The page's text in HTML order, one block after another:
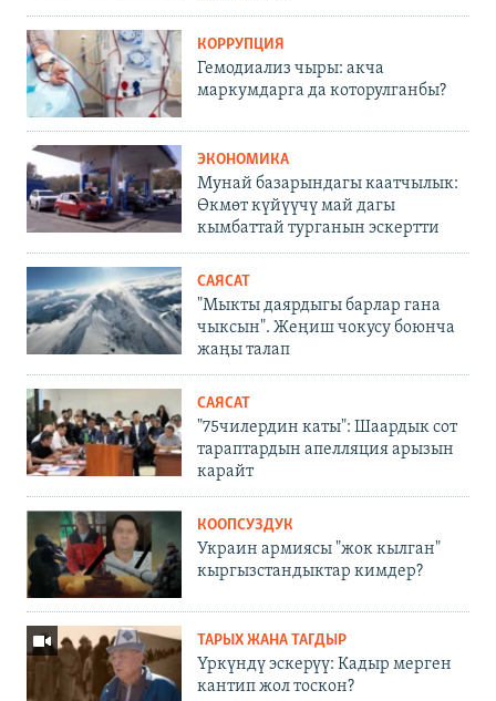
КОРРУПЦИЯ
Гемодиализ чыры: акча
маркумдарга да которулганбы?
ЭКОНОМИКА
Мунай базарындагы каатчылык:
Өкмөт күйүүчү май дагы
кымбаттай турганын эскертти
САЯСАТ
"Мыкты даярдыгы барлар гана
чыксын". Жеңиш чокусу боюнча
жаңы талап
САЯСАТ
"75чилердин каты": Шаардык сот
тараптардын апелляция арызын
карайт
КООПСУЗДУК
Украин армиясы "жок кылган"
кыргызстандыктар кимдер?
ТАРЫХ ЖАНА ТАГДЫР
Үркүндү эскерүү: Кадыр мерген
кантип жол тоскон?